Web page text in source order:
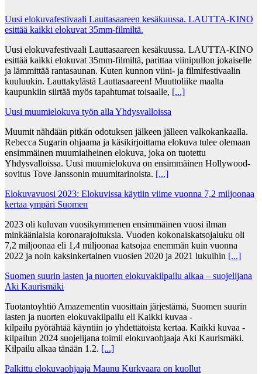
Uusi elokuvafestivaali Lauttasaareen kesäkuussa. LAUTTA-KINO
esittää kaikki elokuvat 35mm-filmiltä.
Uusi elokuvafestivaali Lauttasaareen kesäkuussa. LAUTTA-KINO
esittää kaikki elokuvat 35mm-filmiltä, parittaa viinipullon jokaiselle
ja lämmittää rantasaunan. Kuten kunnon viini- ja filmifestivaalin
kuuluukin. Lauttakylästä Lauttasaareen! Muuttoliike maalta
kaupunkiin siirtää myös tapahtumat toisaalle, [...]
Uusi muumielokuva työn alla Yhdysvalloissa
Muumit nähdään pitkän odotuksen jälkeen jälleen valkokankaalla.
Rebecca Sugarin ohjaama ja käsikirjoittama elokuva tulee olemaan
ensimmäinen muumiaiheinen elokuva, joka on tuotettu
Yhdysvalloissa. Uusi muumielokuva on ensimmäinen Hollywood-
sovitus Tove Janssonin muumitarinoista. [...]
Elokuvavuosi 2023: Elokuvissa käytiin viime vuonna 7,2 miljoonaa
kertaa ympäri Suomen
2023 oli kuluvan vuosikymmenen ensimmäinen vuosi ilman
minkäänlaisia koronarajoituksia. Vuoden kokonaiskatsojaluku oli
7,2 miljoonaa eli 1,4 miljoonaa katsojaa enemmän kuin vuonna
2022 ja noin kaksinkertainen vuosien 2020 ja 2021 lukuihin [...]
Suomen suurin lasten ja nuorten elokuvakilpailu alkaa – suojelijana
Aki Kaurismäki
Tuotantoyhtiö Amazementin vuosittain järjestämä, Suomen suurin
lasten ja nuorten elokuvakilpailu eli Kaikki kuvaa -
kilpailu pyörähtää käyntiin jo yhdettätoista kertaa. Kaikki kuvaa -
kilpailun 2024 suojelijana toimii elokuvaohjaaja Aki Kaurismäki.
Kilpailu alkaa tänään 1.2. [...]
Palkittu elokuvaohjaaja Maunu Kurkvaara on kuollut